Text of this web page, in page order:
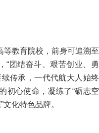
教育院校，前身可追溯至
“团结奋斗、艰苦创业、勇
传承，一代代航大人始终
初心使命，凝练了“砺志空
化特色品牌。